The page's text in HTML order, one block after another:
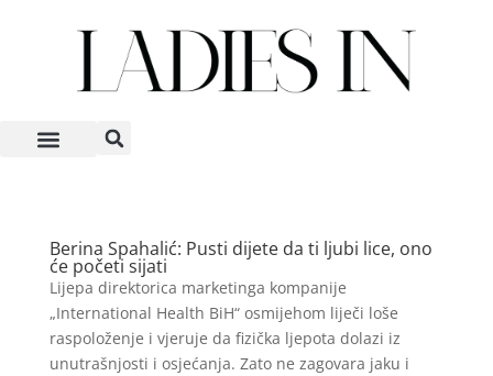
Berina Spahalić: Pusti dijete da ti ljubi lice, ono
će početi sijati
Lijepa direktorica marketinga kompanije
„International Health BiH“ osmijehom liječi loše
raspoloženje i vjeruje da fizička ljepota dolazi iz
unutrašnjosti i osjećanja. Zato ne zagovara jaku i